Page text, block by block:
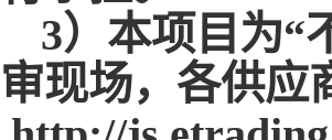
3）本项目为“
审现场，各供应